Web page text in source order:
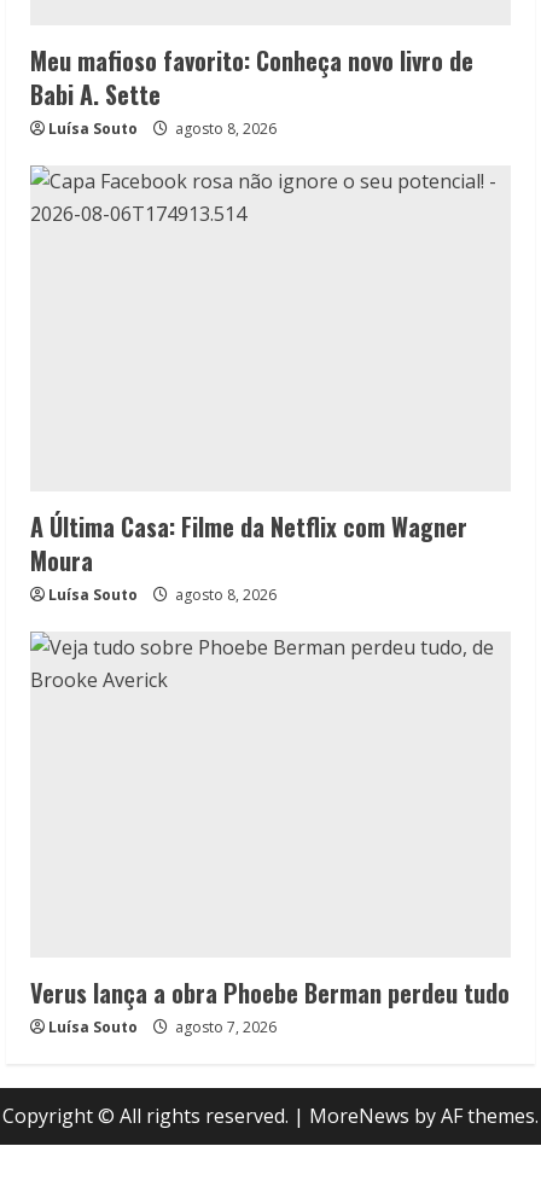
Meu mafioso favorito: Conheça novo livro de
Babi A. Sette
Luísa Souto agosto 8, 2026
A Última Casa: Filme da Netflix com Wagner
Moura
Luísa Souto agosto 8, 2026
Verus lança a obra Phoebe Berman perdeu tudo
Luísa Souto agosto 7, 2026
Copyright © All rights reserved. | MoreNews by AF themes.